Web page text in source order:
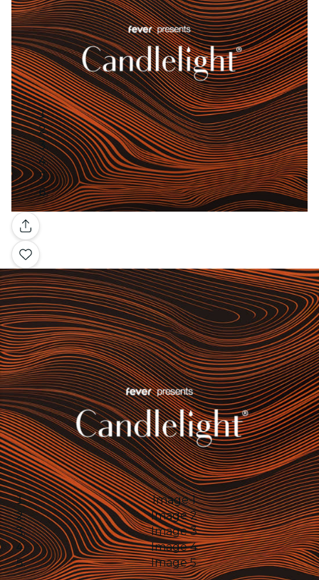
Galleria
Image 1
Image 2
Image 3
Image 4
Image 5